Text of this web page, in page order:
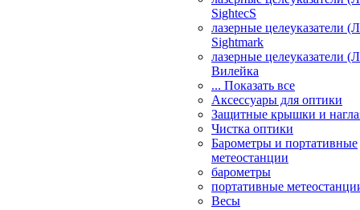
SightecS
лазерные целеуказатели
Sightmark
лазерные целеуказатели
Вилейка
... Показать все
Аксессуары для оптики
Защитные крышки и
Чистка оптики
Барометры и портативные
метеостанции
барометры
портативные
Весы